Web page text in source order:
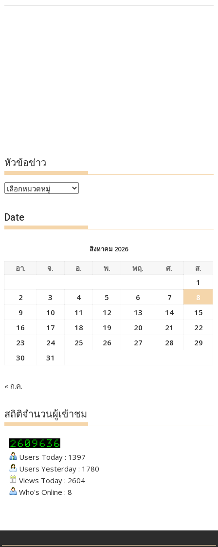
หัวข้อข่าว
หัวข้อ
Date
สิงหาคม 2026
อา. จ. อ. พ. พฤ. ศ.
ส.
1
2
3 4 5 6 7
8
9
10 11 12 13 14
15
16
17 18 19 20 21
22
23
24 25 26 27 28
29
30
31
« ก.ค.
สถิติจำนวนผู้เข้าชม
Users Today : 1397
Users Yesterday : 1780
Views Today : 2604
Who's Online : 8